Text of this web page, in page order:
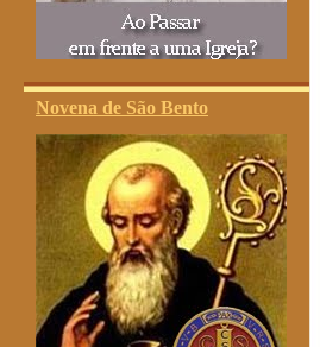
Novena de São Bento